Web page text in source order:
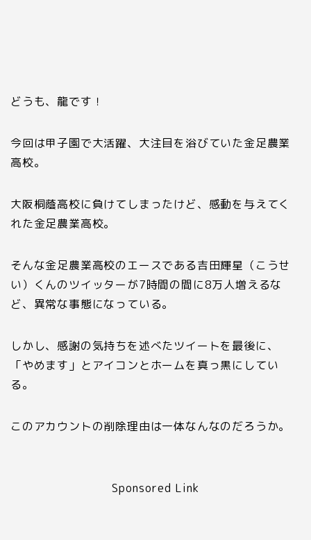
どうも、龍です！
今回は甲子園で大活躍、大注目を浴びていた金足農業
高校。
大阪桐蔭高校に負けてしまったけど、感動を与えてく
れた金足農業高校。
そんな金足農業高校のエースである吉田輝星（こうせ
い）くんのツイッターが7時間の間に8万人増えるな
ど、異常な事態になっている。
しかし、感謝の気持ちを述べたツイートを最後に、
「やめます」とアイコンとホームを真っ黒にしてい
る。
このアカウントの削除理由は一体なんなのだろうか。
Sponsored Link